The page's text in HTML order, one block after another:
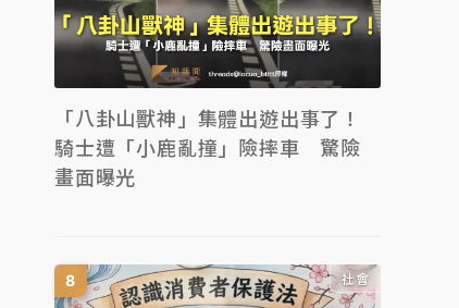
「八卦山獸神」集體出遊出事了！
騎士遭「小鹿亂撞」險摔車 驚險
畫面曝光
社會